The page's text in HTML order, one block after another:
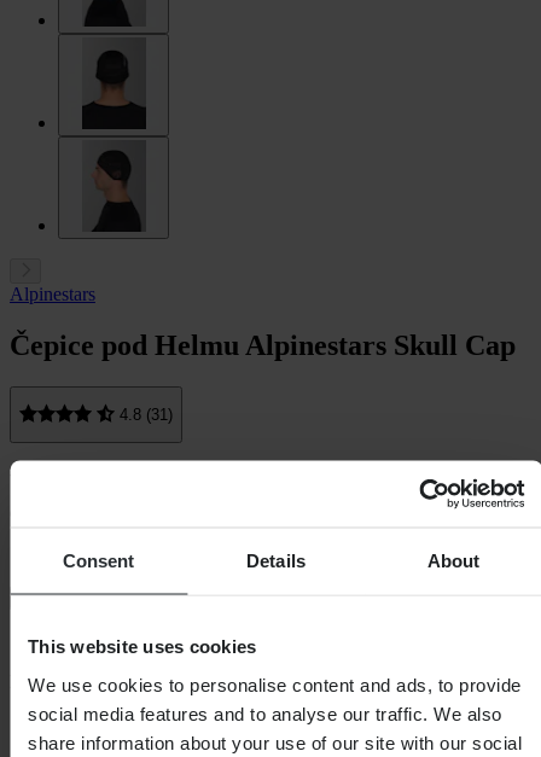
Consent Details About
This website uses cookies
We use cookies to personalise content and ads, to provide
social media features and to analyse our traffic. We also
share information about your use of our site with our social
Alpinestars
Čepice pod Helmu Alpinestars Skull Cap
4.8 (31)
-11%
719,00 KčUšetříte 80,00 Kč
Záruka dorovnání ceny
Skladem
Barva
Černá